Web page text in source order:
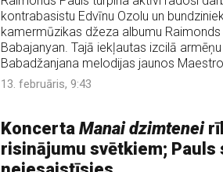
kontrabasistu Edvīnu Ozolu un
kamermūzikas džeza albumu Raimonds
Babajanyan. Tajā iekļautas izcilā
Babadžanjana melodijas jaunos
13. februāris, 9:43
Koncerta Manai dzimtenei
risinājumu svētkiem; Pauls